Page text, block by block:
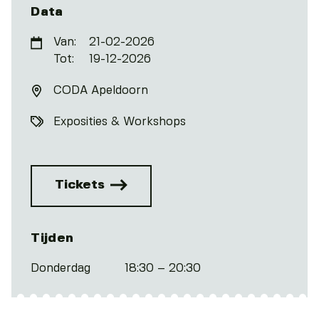
Data
Van:
21-02-2026
Tot:
19-12-2026
CODA Apeldoorn
Exposities & Workshops
Tickets
Tijden
Donderdag 18:30 – 20:30